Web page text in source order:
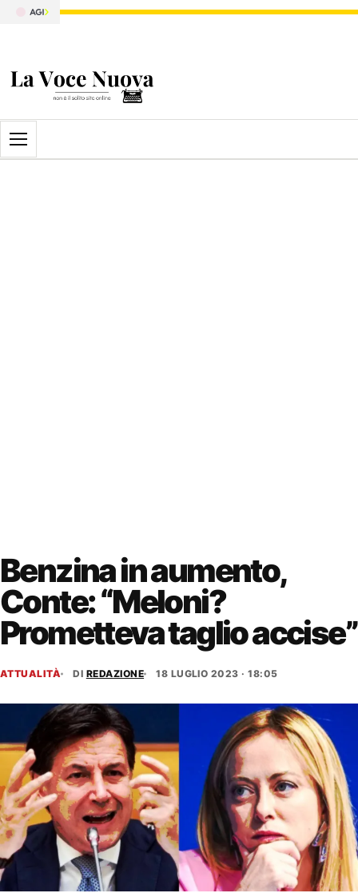
Apri il menu
Benzina in aumento,
Conte: “Meloni?
Prometteva taglio accise”
ATTUALITÀ DI REDAZIONE 18 LUGLIO 2023 · 18:05